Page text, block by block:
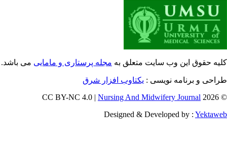
حقوق این وب سایت متعلق بهمجله پرستاری و ماماییمی باشد.
و برنامه نویسی : یکتاوب افزار شرق
©
Nursing And Midwifery Journal
Designed & Developed by :